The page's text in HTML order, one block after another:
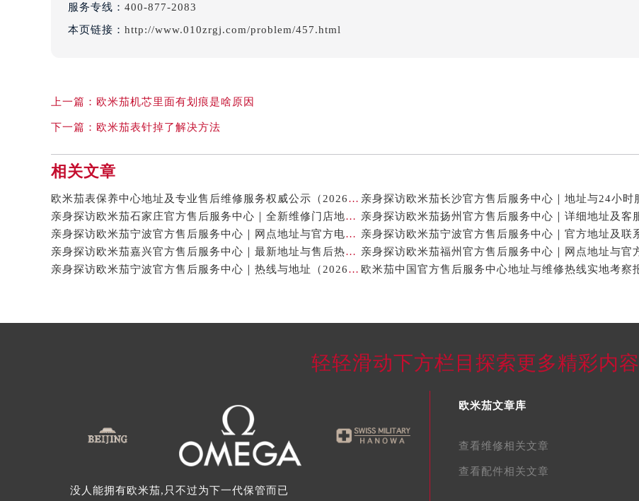
服务专线： 400-877-2083
本页链接： http://www.010zrgj.com/problem/457.html
上一篇： 欧米茄机芯里面有划痕是啥原因
下一篇： 欧米茄表针掉了解决方法
相关文章
欧米茄表保养中心地址及专业售后维修服务权威公示（2026年7月最新）
亲身探访欧米茄石家庄官方售后服务中心｜全新维修门店地址及电话（2026年7月最新）
亲身探访欧米茄宁波官方售后服务中心｜网点地址与官方电话（2026年7月最新）
亲身探访欧米茄嘉兴官方售后服务中心｜最新地址与售后热线（2026年7月最新）
亲身探访欧米茄宁波官方售后服务中心｜热线与地址（2026年7月最新）
轻轻滑动下方栏目探索更多精彩内容
没人能拥有欧米茄,只不过为下一代保管而已
欧米茄文章库
查看维修相关文章
查看配件相关文章